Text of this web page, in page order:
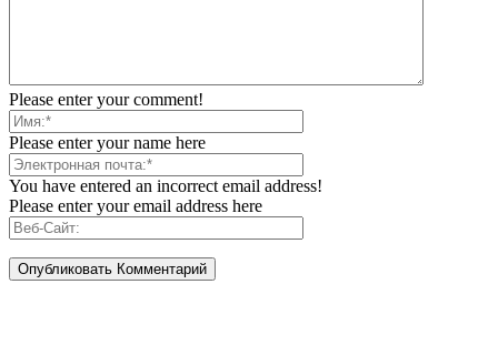
Please enter your comment!
Please enter your name here
You have entered an incorrect email address!
Please enter your email address here